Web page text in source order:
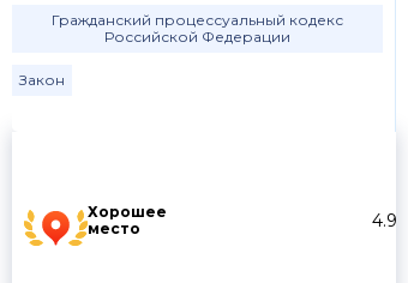
Хорошее
место
4.9
Гражданский процессуальный кодекс
Российской Федерации
Закон